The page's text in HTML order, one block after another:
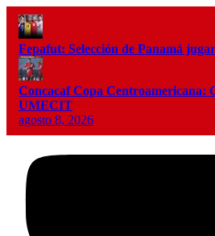
Fepafut: Selección de Panamá
Concacaf Copa Centroamericana:
UMECIT
agosto 8, 2026